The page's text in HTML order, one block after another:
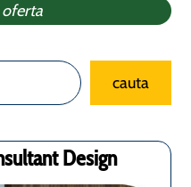
cauta
Design